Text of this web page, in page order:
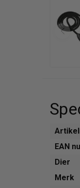
EAN
Dier
Merk